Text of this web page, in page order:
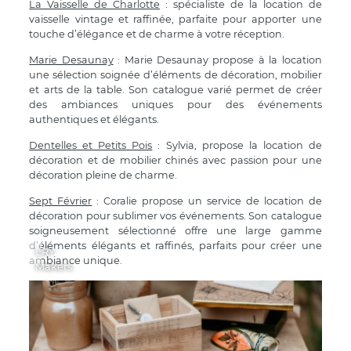
La Vaisselle de Charlotte : spécialiste de la location de
vaisselle vintage et raffinée, parfaite pour apporter une
touche d’élégance et de charme à votre réception.
Marie Desaunay: Marie Desaunay propose à la location
une sélection soignée d’éléments de décoration, mobilier
et arts de la table. Son catalogue varié permet de créer
des ambiances uniques pour des événements
authentiques et élégants.
Dentelles et Petits Pois : Sylvia, propose la location de
décoration et de mobilier chinés avec passion pour une
décoration pleine de charme.
Sept Février : Coralie propose un service de location de
décoration pour sublimer vos événements. Son catalogue
soigneusement sélectionné offre une large gamme
d’éléments élégants et raffinés, parfaits pour créer une
ambiance unique.
LRY
Makers